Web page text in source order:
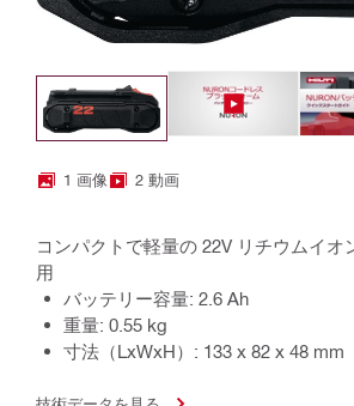
1 画像 2 動画
コンパクトで軽量の 22V リチウムイ
用
バッテリー容量: 2.6 Ah
重量: 0.55 kg
寸法（LxWxH）: 133 x 82 x 48 mm